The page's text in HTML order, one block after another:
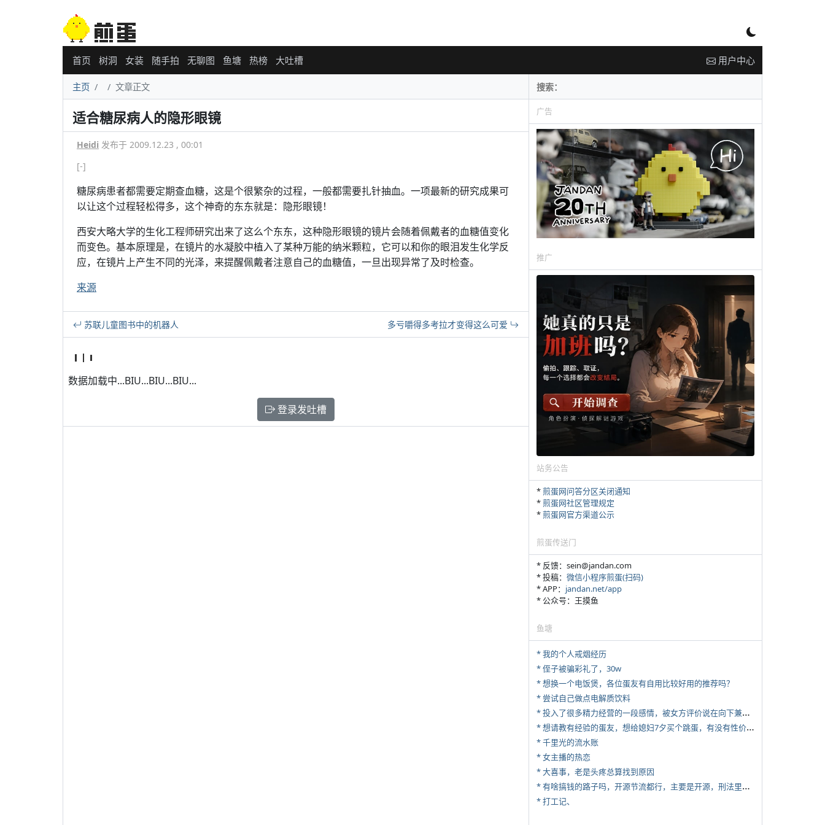
首页 树洞 女装 随手拍 无聊图 鱼塘 热榜 大吐槽 用户中心
主页 文章正文
适合糖尿病人的隐形眼镜
Heidi 发布于 2009.12.23 , 00:01
[-]
糖尿病患者都需要定期查血糖，这是个很繁杂的过程，一般都需要扎针抽血。一项最新的研究成果可
以让这个过程轻松得多，这个神奇的东东就是：隐形眼镜！
西安大略大学的生化工程师研究出来了这么个东东，这种隐形眼镜的镜片会随着佩戴者的血糖值变化
而变色。基本原理是，在镜片的水凝胶中植入了某种万能的纳米颗粒，它可以和你的眼泪发生化学反
应，在镜片上产生不同的光泽，来提醒佩戴者注意自己的血糖值，一旦出现异常了及时检查。
来源
苏联儿童图书中的机器人 多亏嚼得多考拉才变得这么可爱
数据加载中...BIU...BIU...BIU...
登录发吐槽
广告
推广
站务公告
*煎蛋网问答分区关闭通知
*煎蛋网社区管理规定
*煎蛋网官方渠道公示
煎蛋传送门
* 反馈：sein@jandan.com
* 投稿： 微信小程序煎蛋(扫码)
* APP： jandan.net/app
* 公众号：王摸鱼
鱼塘
* 我的个人戒烟经历
* 侄子被骗彩礼了，30w
* 想换一个电饭煲，各位蛋友有自用比较好用的推荐吗？
* 尝试自己做点电解质饮料
*
投入了很多精力经营的一段感情，被女方评价说在向下兼容我，感觉有点破防
*
想请教有经验的蛋友，想给媳妇7夕买个跳蛋，有没有性价比高的推荐
* 千里光的流水账
* 女主播的热恋
* 大喜事，老是头疼总算找到原因
*
有啥搞钱的路子吗，开源节流都行，主要是开源，刑法里的咱不做
* 打工记、